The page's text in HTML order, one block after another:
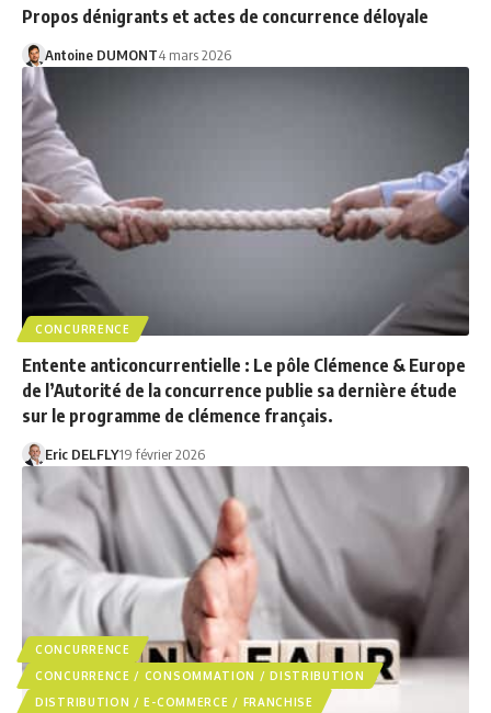
Propos dénigrants et actes de concurrence déloyale
Antoine DUMONT4 mars 2026
CONCURRENCE
Entente anticoncurrentielle : Le pôle Clémence & Europe
de l’Autorité de la concurrence publie sa dernière étude
sur le programme de clémence français.
Eric DELFLY19 février 2026
CONCURRENCE
CONCURRENCE / CONSOMMATION / DISTRIBUTION
DISTRIBUTION / E-COMMERCE / FRANCHISE